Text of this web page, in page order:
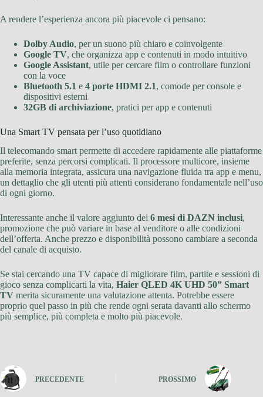
A rendere l’esperienza ancora più piacevole ci pensano:
Dolby Audio, per un suono più chiaro e coinvolgente
Google TV, che organizza app e contenuti in modo intuitivo
Google Assistant, utile per cercare film o controllare funzioni
con la voce
Bluetooth 5.1 e 4 porte HDMI 2.1, comode per console e
dispositivi esterni
32GB di archiviazione, pratici per app e contenuti
Una Smart TV pensata per l’uso quotidiano
Il telecomando smart permette di accedere rapidamente alle piattaforme
preferite, senza percorsi complicati. Il processore multicore, insieme
alla memoria integrata, assicura una navigazione fluida tra app e menu,
un dettaglio che gli utenti più attenti considerano fondamentale nell’uso
di ogni giorno.
Interessante anche il valore aggiunto dei 6 mesi di DAZN inclusi,
promozione che può variare in base al venditore o alle condizioni
dell’offerta. Anche prezzo e disponibilità possono cambiare a seconda
del canale di acquisto.
Se stai cercando una TV capace di migliorare film, partite e sessioni di
gioco senza complicarti la vita, Haier QLED 4K UHD 50” Smart
TV merita sicuramente una valutazione attenta. Potrebbe essere
proprio quel passo in più che rende ogni serata davanti allo schermo
più semplice, più completa e molto più piacevole.
PRECEDENTE PROSSIMO